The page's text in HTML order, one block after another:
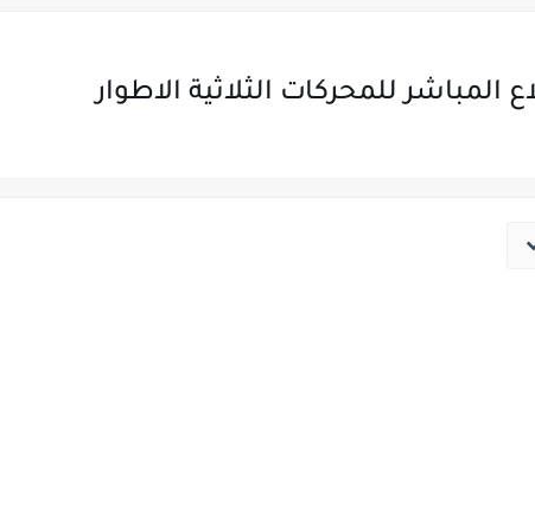
للمحركات الثلاثية الاطوار